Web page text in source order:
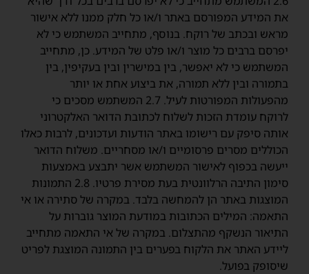
את המידע המפורסם באתר ו/או כל חלק ממנו ללא אישור
מראש ובכתב של רוקח. בנוסף, מתחייב המשתמש כי לא
יפרסם ברבים כל מוצר ו/או פלט של המידע. כן, מתחייב
המשתמש כי לא יאפשר, בין במישרין ובין בעקיפין, בין
בתמורה ובין ללא תמורה, את ביצוע אחת או יותר
מהפעולות המפורטות לעיל. 2.7 המשתמש מסכים כי
לרוקח עומדת הזכות לשלוח לכתובת הדואר האלקטרוני
אותה סיפק עם רישומו באתר הודעות ועדכונים, לרבות כאלו
הכוללים מסרים פרסומיים ו/או מסחריים. משלוח הדואר
ייעשה בכפוף לאישור המשתמש אשר יתבצע באמצעות
סימון התיבה הרלוונטית בעת מסירת פרטיו. 2.8 התמונות
המוצגות באתר הן להמחשה בלבד. במקרה של סתירה או אי
התאמה: המילים הכתובות במודעת המוצר גוברות על
התיאור הנשקף מהתצלום. במקרה של אי התאמה מתחייב
ליידע האתר את הלקוח בפערים בין התמונה המוצגת לפריט
שיסופק בפועל.